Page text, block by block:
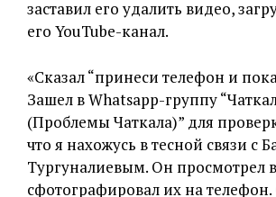
заставил его удалить видео,
его YouTube-канал.
«Сказал “принеси телефон и
Зашел в Whatsapp-группу “Чаткал
(Проблемы Чаткала)” для
что я нахожусь в тесной связи с
Тургуналиевым. Он просмотрел
сфотографировал их на телефон.